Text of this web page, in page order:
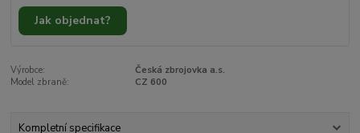
Jak objednat?
Výrobce:
Česká zbrojovka a.s.
Model zbraně:
CZ 600
Kompletní specifikace